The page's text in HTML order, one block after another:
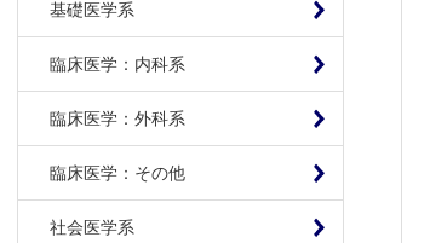
基礎医学系
臨床医学：内科系
臨床医学：外科系
臨床医学：その他
社会医学系